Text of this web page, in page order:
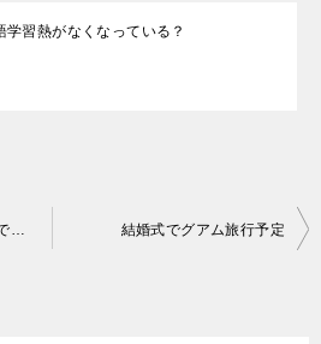
学習熱がなくなっている？
結婚式でグアム旅行予定